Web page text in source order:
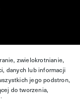
zwielokrotnianie,
danych lub informacji
jego podstron,
do tworzenia,